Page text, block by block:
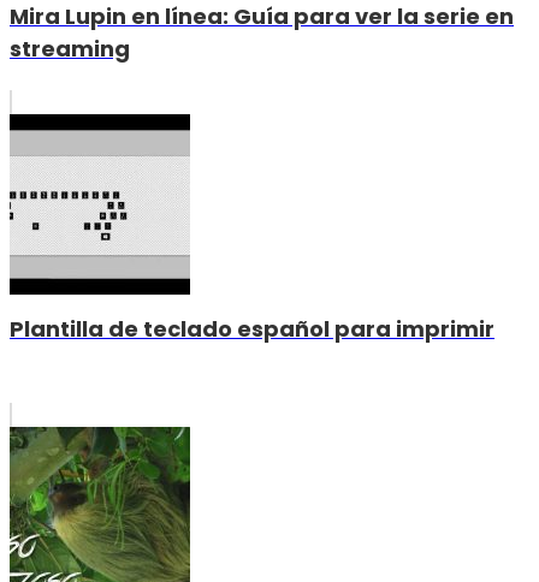
Mira Lupin en línea: Guía para ver la serie en
streaming
Plantilla de teclado español para imprimir